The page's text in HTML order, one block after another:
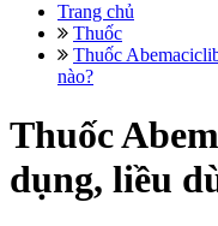
Trang chủ
Thuốc
Thuốc
nào?
Thuốc
dụng, liều